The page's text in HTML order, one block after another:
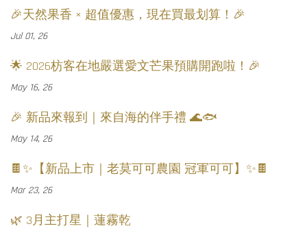
🎉天然果香 × 超值優惠，現在買最划算！🎉
Jul 01, 26
🌟 2026枋客在地嚴選愛文芒果預購開跑啦！🎉
May 16, 26
🎉 新品來報到｜來自海的伴手禮 🌊🐟
May 14, 26
🍫✨【新品上市｜老莫可可農園 冠軍可可】✨🍫
Mar 23, 26
🌿 3月主打星｜蓮霧乾